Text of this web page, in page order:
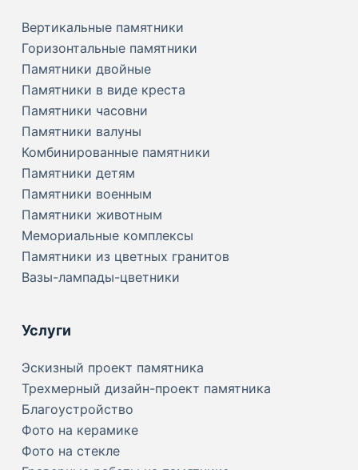
Вертикальные памятники
Горизонтальные памятники
Памятники двойные
Памятники в виде креста
Памятники часовни
Памятники валуны
Комбинированные памятники
Памятники детям
Памятники военным
Памятники животным
Мемориальные комплексы
Памятники из цветных гранитов
Вазы-лампады-цветники
Услуги
Эскизный проект памятника
Трехмерный дизайн-проект памятника
Благоустройство
Фото на керамике
Фото на стекле